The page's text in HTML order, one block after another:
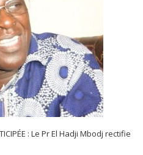
: Le Pr El Hadji Mbodj rectifie